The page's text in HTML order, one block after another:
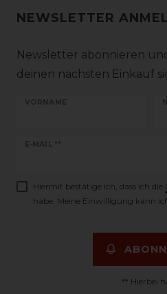
NEWSLETTER
Newsletter abonnieren
deinen nächsten Einkauf
VORNAME
E-MAIL **
Newsletter
Hiermit bestätige ich, dass ich die
habe. Meine Einwilligung kann
** Hierbei